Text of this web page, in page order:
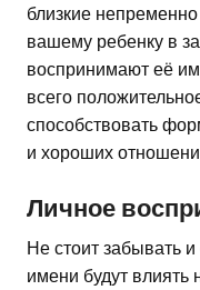
близкие
вашему ребенку в
воспринимают её
всего
способствовать
и хороших
Личное
Не стоит забывать
имени будут